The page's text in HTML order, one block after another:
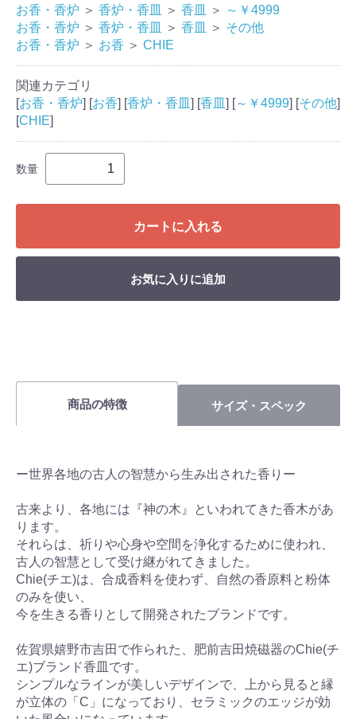
お香・香炉 ＞ 香炉・香皿 ＞ 香皿 ＞
～￥4999
お香・香炉 ＞ 香炉・香皿 ＞ 香皿 ＞ その他
お香・香炉 ＞ お香 ＞ CHIE
関連カテゴリ
[お香・香炉] [お香] [香炉・香皿 ] [香皿 ] [～￥4999] [その他]
[CHIE]
数量
カートに入れる
お気に入りに追加
商品の特徴 サイズ・スペック
ー世界各地の古人の智慧から生み出された香りー
古来より、各地には『神の木』といわれてきた香木があ
ります。
それらは、祈りや心身や空間を浄化するために使われ、
古人の智慧として受け継がれてきました。
Chie(チエ)は、合成香料を使わず、自然の香原料と粉体
のみを使い、
今を生きる香りとして開発されたブランドです。
佐賀県嬉野市吉田で作られた、肥前吉田焼磁器のChie(チ
エ)ブランド香皿です。
シンプルなラインが美しいデザインで、上から見ると縁
が立体の「C」になっており、セラミックのエッジが効